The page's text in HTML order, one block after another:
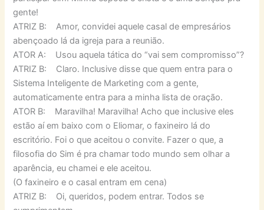
gente!
ATRIZ B: Amor, convidei aquele casal de empresários
abençoado lá da igreja para a reunião.
ATOR A: Usou aquela tática do “vai sem compromisso”?
ATRIZ B: Claro. Inclusive disse que quem entra para o
Sistema Inteligente de Marketing com a gente,
automaticamente entra para a minha lista de oração.
ATOR B: Maravilha! Maravilha! Acho que inclusive eles
estão aí em baixo com o Eliomar, o faxineiro lá do
escritório. Foi o que aceitou o convite. Fazer o que, a
filosofia do Sim é pra chamar todo mundo sem olhar a
aparência, eu chamei e ele aceitou.
(O faxineiro e o casal entram em cena)
ATRIZ B: Oi, queridos, podem entrar. Todos se